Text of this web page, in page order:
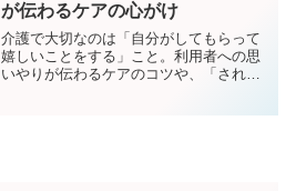
が伝わるケアの心がけ
介護で大切なのは「自分がしてもらって
嬉しいことをする」こと。利用者への思
いやりが伝わるケアのコツや、「されて